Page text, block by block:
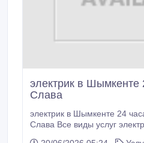
электрик в Шымкенте
Слава
электрик в Шымкенте 24 часа в сутки 87051851899
Слава Все виды услуг